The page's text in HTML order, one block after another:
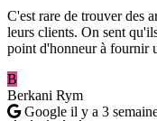
C'est rare de trouver des
leurs clients. On sent
point d'honneur à fournir
B
Berkani Rym
Google il y a 3